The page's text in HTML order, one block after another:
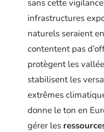
sans cette
infrastructures
naturels seraient
contentent pas
protègent les
stabilisent les
extrêmes
donne le ton en
gérer les